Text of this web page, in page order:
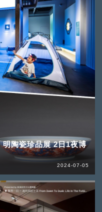
陶瓷珍品展 2日1夜博
2024-07-05